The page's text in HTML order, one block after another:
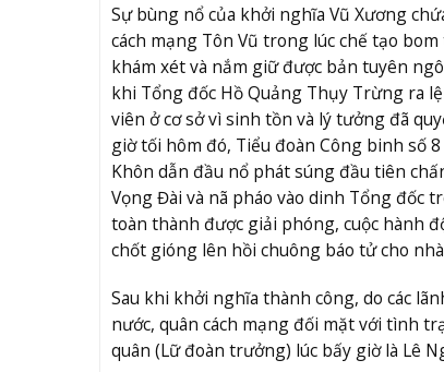
Sự bùng nổ của khởi nghĩa Vũ Xương
cách mạng Tôn Vũ trong lúc chế tạo
khám xét và nắm giữ được bản tuyên
khi Tổng đốc Hồ Quảng Thụy Trừng ra
viên ở cơ sở vì sinh tồn và lý tưởng đã
giờ tối hôm đó, Tiểu đoàn Công binh số
Khôn dẫn đầu nổ phát súng đầu tiên
Vọng Đài và nã pháo vào dinh Tổng đốc
toàn thành được giải phóng, cuộc hành
chốt gióng lên hồi chuông báo tử cho
Sau khi khởi nghĩa thành công, do các
nước, quân cách mạng đối mặt với tình
quân (Lữ đoàn trưởng) lúc bấy giờ là Lê